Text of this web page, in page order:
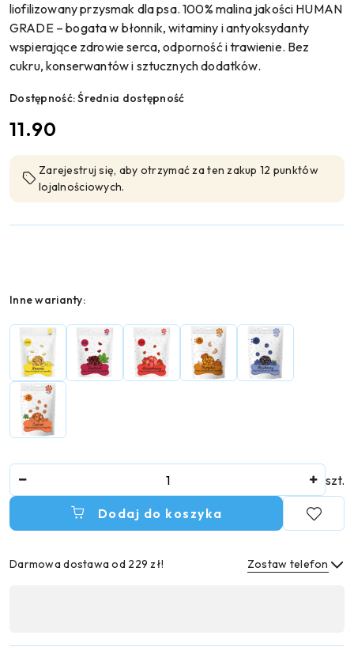
liofilizowany przysmak dla psa. 100% malina jakości HUMAN
GRADE – bogata w błonnik, witaminy i antyoksydanty
wspierające zdrowie serca, odporność i trawienie. Bez
cukru, konserwantów i sztucznych dodatków.
Dostępność:Średnia dostępność
cena:
11.90
Zarejestruj się, aby otrzymać za ten zakup 12 punktów
lojalnościowych.
Wariant
Inne warianty:
szt.
Dodaj do koszyka
Darmowa dostawa od 229 zł! Zostaw telefon
płatność